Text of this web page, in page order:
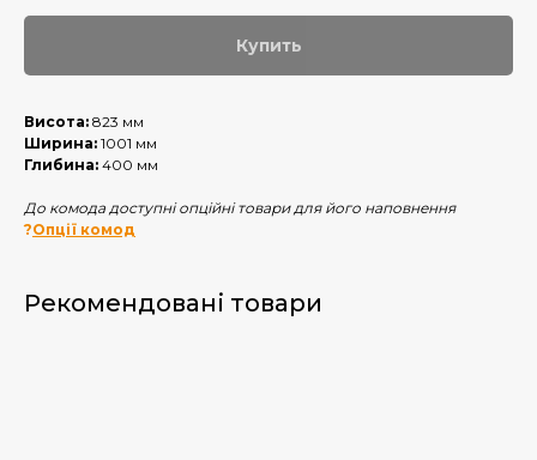
Купить
Висота: 823 мм
Ширина: 1001 мм
Глибина: 400 мм
До комода доступні опційні товари для його наповнення
?Опції комод
Рекомендовані товари